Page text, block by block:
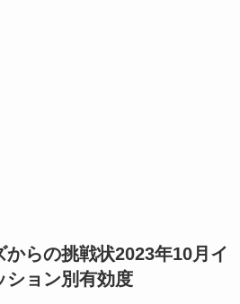
らの挑戦状2023年10月イ
ション別有効度